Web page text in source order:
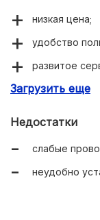
низкая цена;
удобство
развитое
Загрузить еще
Недостатки
слабые
неудобно